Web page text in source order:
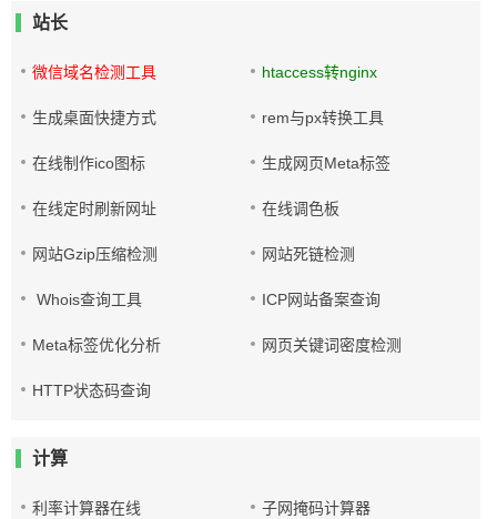
站长
微信域名检测工具 htaccess转nginx
生成桌面快捷方式 rem与px转换工具
在线制作ico图标 生成网页Meta标签
在线定时刷新网址 在线调色板
网站Gzip压缩检测 网站死链检测
Whois查询工具 ICP网站备案查询
Meta标签优化分析 网页关键词密度检测
HTTP状态码查询
计算
利率计算器在线 子网掩码计算器